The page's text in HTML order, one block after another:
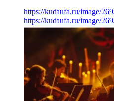
https://kudaufa.ru/image/
https://kudaufa.ru/image/